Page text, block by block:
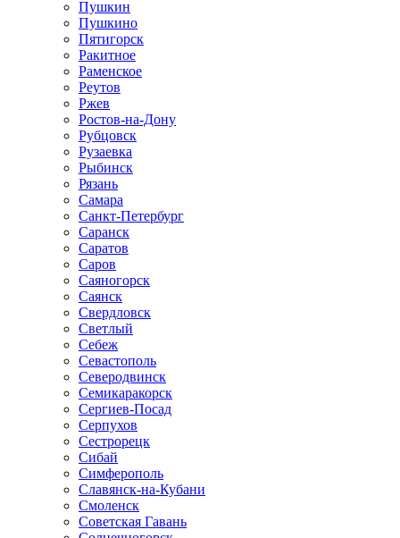
Пушкин
Пушкино
Пятигорск
Ракитное
Раменское
Реутов
Ржев
Ростов-на-Дону
Рубцовск
Рузаевка
Рыбинск
Рязань
Самара
Санкт-Петербург
Саранск
Саратов
Саров
Саяногорск
Саянск
Свердловск
Светлый
Себеж
Севастополь
Северодвинск
Семикаракорск
Сергиев-Посад
Серпухов
Сестрорецк
Сибай
Симферополь
Славянск-на-Кубани
Смоленск
Советская Гавань